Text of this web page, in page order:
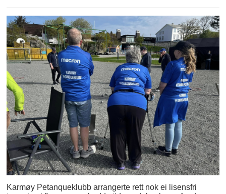
Karmøy Petanqueklubb arrangerte rett nok ei lisensfri